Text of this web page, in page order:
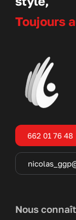
Toujours
662 01 76 48
Nous